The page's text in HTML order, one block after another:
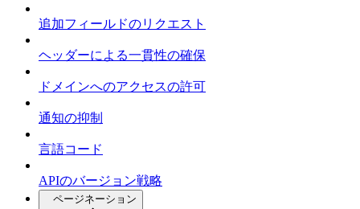
追加フィールドのリクエスト
ヘッダーによる一貫性の確保
ドメインへのアクセスの許可
通知の抑制
言語コード
APIのバージョン戦略
ページネーション